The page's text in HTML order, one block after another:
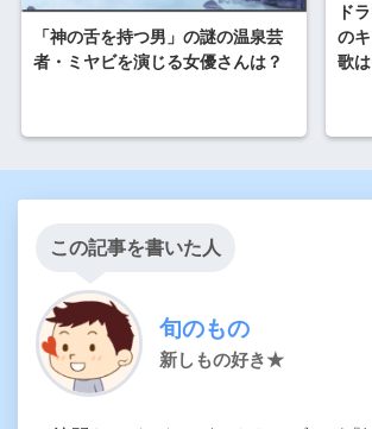
「神の舌を持つ男」の謎の温泉芸
者・ミヤビを演じる女優さんは？
ド
の
歌は
この記事を書いた人
旬のもの
新しもの好き★